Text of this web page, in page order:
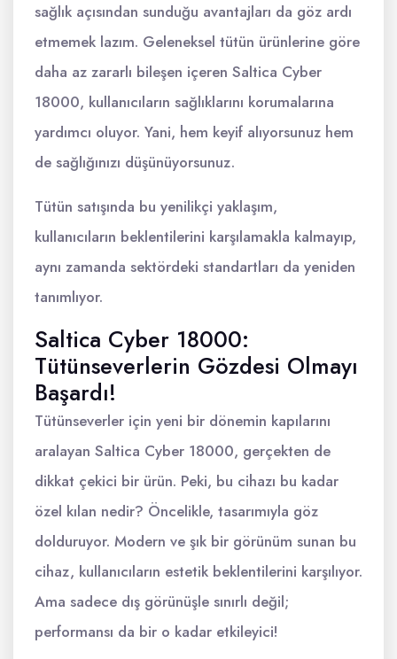
sağlık açısından sunduğu avantajları da göz ardı
etmemek lazım. Geleneksel tütün ürünlerine göre
daha az zararlı bileşen içeren Saltica Cyber
18000, kullanıcıların sağlıklarını korumalarına
yardımcı oluyor. Yani, hem keyif alıyorsunuz hem
de sağlığınızı düşünüyorsunuz.
Tütün satışında bu yenilikçi yaklaşım,
kullanıcıların beklentilerini karşılamakla kalmayıp,
aynı zamanda sektördeki standartları da yeniden
tanımlıyor.
Saltica Cyber 18000:
Tütünseverlerin Gözdesi Olmayı
Başardı!
Tütünseverler için yeni bir dönemin kapılarını
aralayan Saltica Cyber 18000, gerçekten de
dikkat çekici bir ürün. Peki, bu cihazı bu kadar
özel kılan nedir? Öncelikle, tasarımıyla göz
dolduruyor. Modern ve şık bir görünüm sunan bu
cihaz, kullanıcıların estetik beklentilerini karşılıyor.
Ama sadece dış görünüşle sınırlı değil;
performansı da bir o kadar etkileyici!